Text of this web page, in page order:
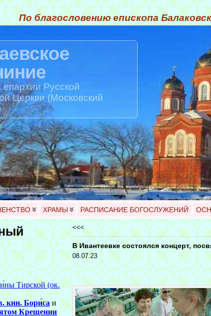
По благословению епископа
епархии Русской
Церкви (Московский
ХРАМЫ РАСПИСАНИЕ БОГОСЛУЖЕНИЙ
<<<
В Ивантеевке состоялся концерт,
08.07.23